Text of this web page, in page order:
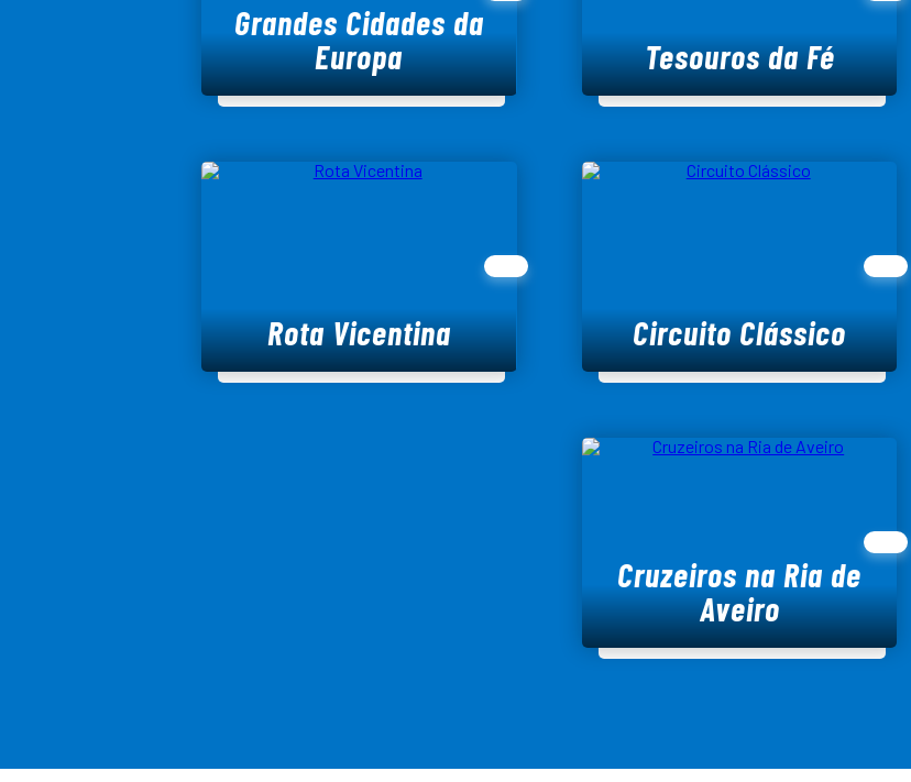
Grandes Cidades da
Europa
Tesouros da Fé
Rota Vicentina Circuito Clássico
Cruzeiros na Ria de
Aveiro